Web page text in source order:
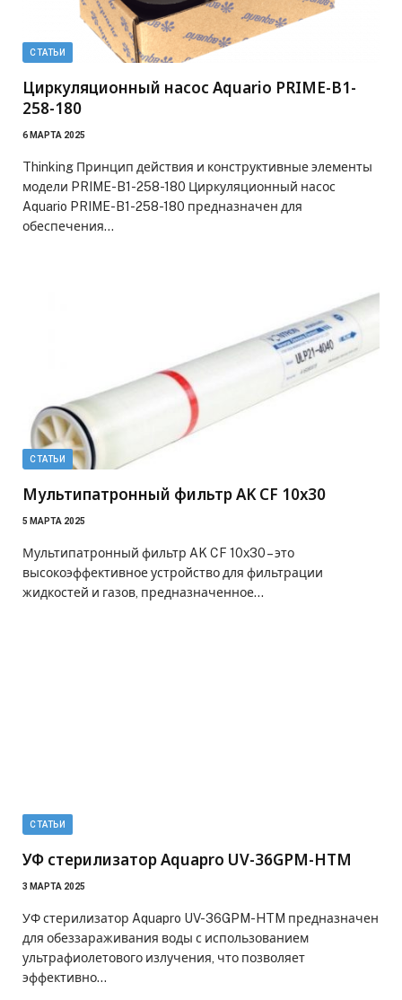
СТАТЬИ
Циркуляционный насос Aquario PRIME-B1-
258-180
6 МАРТА 2025
Thinking Принцип действия и конструктивные элементы
модели PRIME-B1-258-180 Циркуляционный насос
Aquario PRIME-B1-258-180 предназначен для
обеспечения…
СТАТЬИ
Мультипатронный фильтр AK CF 10х30
5 МАРТА 2025
Мультипатронный фильтр AK CF 10х30 – это
высокоэффективное устройство для фильтрации
жидкостей и газов, предназначенное…
СТАТЬИ
УФ стерилизатор Aquapro UV-36GPM-HTM
3 МАРТА 2025
УФ стерилизатор Aquapro UV-36GPM-HTM предназначен
для обеззараживания воды с использованием
ультрафиолетового излучения, что позволяет
эффективно…